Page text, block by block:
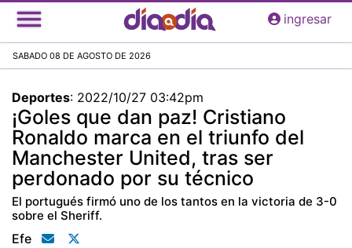
Pasar
al
principal
ingresar
SABADO 08 DE AGOSTO DE 2026
Deportes: 2022/10/27 03:42pm
¡Goles que dan paz! Cristiano
Ronaldo marca en el triunfo del
Manchester United, tras ser
perdonado por su técnico
El portugués firmó uno de los tantos en la victoria de 3-0
sobre el Sheriff.
Efe